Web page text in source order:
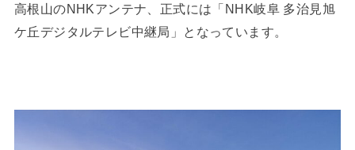
高根山のNHKアンテナ、正式には「NHK岐阜 多治見旭
ケ丘デジタルテレビ中継局」となっています。